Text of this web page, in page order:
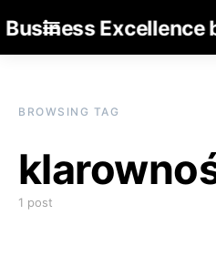
Business Excellence
BROWSING TAG
1 post